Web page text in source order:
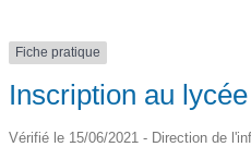
Fiche pratique
Inscription au lycée
Vérifié le 15/06/2021 - Direction de